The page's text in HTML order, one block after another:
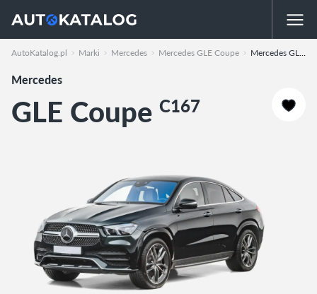
AutoKatalog.pl Marki Mercedes Mercedes GLE Coupe Mercedes GLE Coupe
Mercedes
GLE Coupe C167